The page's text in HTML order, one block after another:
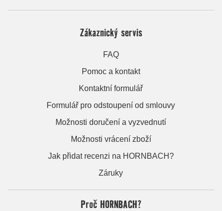
Zákaznický servis
FAQ
Pomoc a kontakt
Kontaktní formulář
Formulář pro odstoupení od smlouvy
Možnosti doručení a vyzvednutí
Možnosti vrácení zboží
Jak přidat recenzi na HORNBACH?
Záruky
Proč HORNBACH?